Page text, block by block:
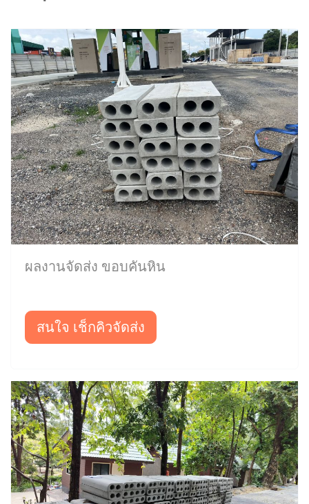
ผลงานจัดส่ง ขอบคันหิน
สนใจ เช็กคิวจัดส่ง